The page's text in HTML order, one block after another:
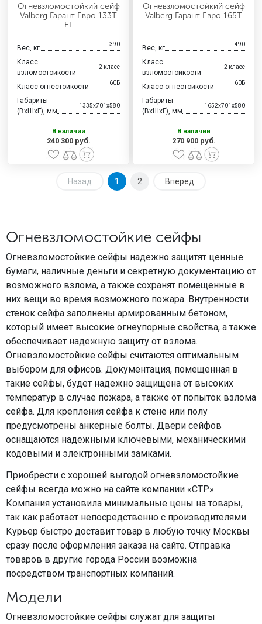
Огневзломостойкий сейф
Valberg Гарант Евро 133Т
EL
Вес, кг 390
Класс
взломостойкости
2 класс
Класс огнестойкости 60Б
Габариты
(ВхШхГ), мм
1335x701x580
В наличии
240 300 руб.
Огневзломостойкий сейф
Valberg Гарант Евро 165Т
Вес, кг 490
Класс
взломостойкости
2 класс
Класс огнестойкости 60Б
Габариты
(ВхШхГ), мм
1652x701x580
В наличии
270 900 руб.
Назад 1 2 Вперед
Огневзломостойкие сейфы
Огневзломостойкие сейфы надежно защитят ценные
бумаги, наличные деньги и секретную документацию от
возможного взлома, а также сохранят помещенные в
них вещи во время возможного пожара. Внутренности
стенок сейфа заполнены армированным бетоном,
который имеет высокие огнеупорные свойства, а также
обеспечивает надежную защиту от взлома.
Огневзломостойкие сейфы считаются оптимальным
выбором для офисов. Документация, помещенная в
такие сейфы, будет надежно защищена от высоких
температур в случае пожара, а также от попыток взлома
сейфа. Для крепления сейфа к стене или полу
предусмотрены анкерные болты. Двери сейфов
оснащаются надежными ключевыми, механическими
кодовыми и электронными замками.
Приобрести с хорошей выгодой огневзломостойкие
сейфы всегда можно на сайте компании «СТР».
Компания установила минимальные цены на товары,
так как работает непосредственно с производителями.
Курьер быстро доставит товар в любую точку Москвы
сразу после оформления заказа на сайте. Отправка
товаров в другие города России возможна
посредством транспортных компаний.
Модели
Огневзломостойкие сейфы служат для защиты